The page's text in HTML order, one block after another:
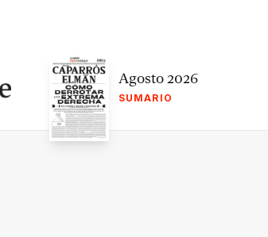
Agosto 2026
SUMARIO